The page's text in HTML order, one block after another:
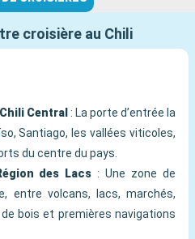
croisière au Chili
Central : La porte d’entrée la
Santiago, les vallées viticoles,
du centre du pays.
des Lacs : Une zone de
entre volcans, lacs, marchés,
bois et premières navigations